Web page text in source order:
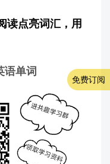
读点亮词汇，用
语单词
免费订阅